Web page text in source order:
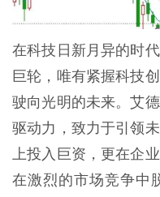
在科技日新月异的时
巨轮，唯有紧握科技
驶向光明的未来。艾
驱动力，致力于引领
上投入巨资，更在企
在激烈的市场竞争中